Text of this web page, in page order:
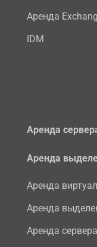
Аренда
IDM
Аренда
Аренда
Аренда
Аренда
Аренда